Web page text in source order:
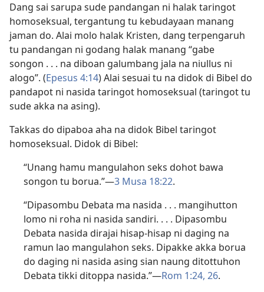
Dang sai sarupa sude pandangan ni halak taringot
homoseksual, tergantung tu kebudayaan manang
jaman do. Alai molo halak Kristen, dang terpengaruh
tu pandangan ni godang halak manang “gabe
songon . . . na diboan galumbang jala na niullus ni
alogo”. (Epesus 4:14) Alai sesuai tu na didok di Bibel do
pandapot ni nasida taringot homoseksual (taringot tu
sude akka na asing).
Takkas do dipaboa aha na didok Bibel taringot
homoseksual. Didok di Bibel:
“Unang hamu mangulahon seks dohot bawa
songon tu borua.”​—3 Musa 18:22.
“Dipasombu Debata ma nasida . . . mangihutton
lomo ni roha ni nasida sandiri. . . . Dipasombu
Debata nasida dirajai hisap-hisap ni daging na
ramun lao mangulahon seks. Dipakke akka borua
do daging ni nasida asing sian naung ditottuhon
Debata tikki ditoppa nasida.”​—Rom 1:24, 26.